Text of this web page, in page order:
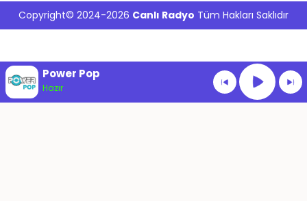
Copyright© 2024-2026 Canlı Radyo Tüm Hakları Saklıdır